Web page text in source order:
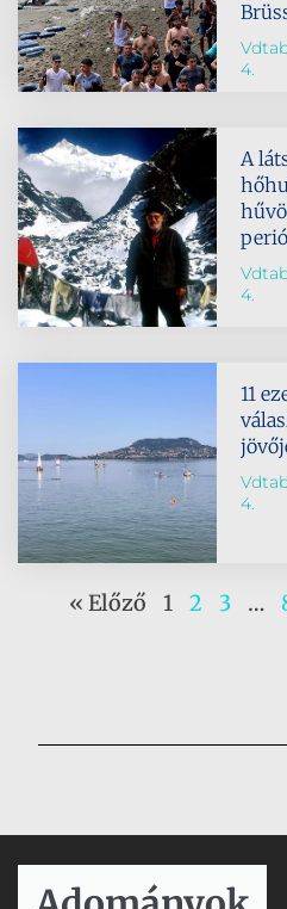
4.
A
4.
11
4.
« Előző 1 2 3 …